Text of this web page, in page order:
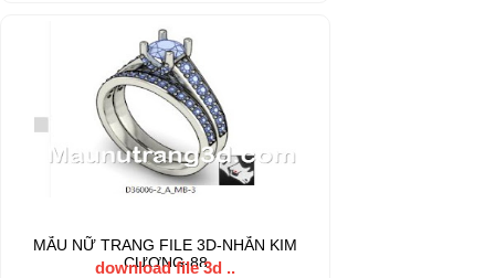
MẪU NỮ TRANG FILE 3D-NHẪN KIM
CƯƠNG-88
download file 3d ..